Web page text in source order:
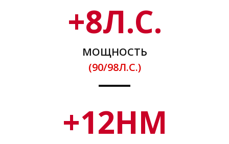
+8Л.С.
МОЩНОСТЬ
(90/98Л.С.)
+12НМ